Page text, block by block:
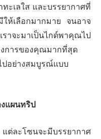
ะเลใส และบรรยากาศที่
ห้เลือกมากมาย จนอาจ
าจะมาเป็นไกด์พาคุณไป
การของคุณมากที่สุด
ปอย่างสมบูรณ์แบบ
แผนทริป
ต่ละโซนจะมีบรรยากาศ